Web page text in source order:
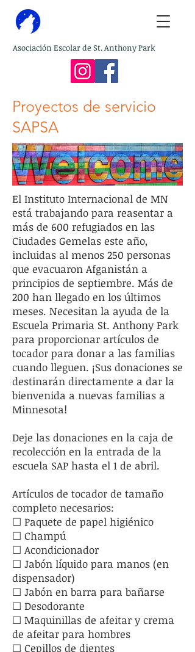
Asociación Escolar de St. Anthony Park
Proyectos de servicio
SAPSA
El Instituto Internacional de MN
está trabajando para reasentar a
más de 600 refugiados en las
Ciudades Gemelas este año,
incluidas al menos 250 personas
que evacuaron Afganistán a
principios de septiembre. Más de
200 han llegado en los últimos
meses. Necesitan la ayuda de la
Escuela Primaria St. Anthony Park
para proporcionar artículos de
tocador para donar a las familias
cuando lleguen. ¡Sus donaciones se
destinarán directamente a dar la
bienvenida a nuevas familias a
Minnesota!
Deje las donaciones en la caja de
recolección en la entrada de la
escuela SAP hasta el 1 de abril.
Artículos de tocador de tamaño
completo necesarios:
☐ Paquete de papel higiénico
☐ Champú
☐ Acondicionador
☐ Jabón líquido para manos (en
dispensador)
☐ Jabón en barra para bañarse
☐ Desodorante
☐ Maquinillas de afeitar y crema
de afeitar para hombres
☐ Cepillos de dientes